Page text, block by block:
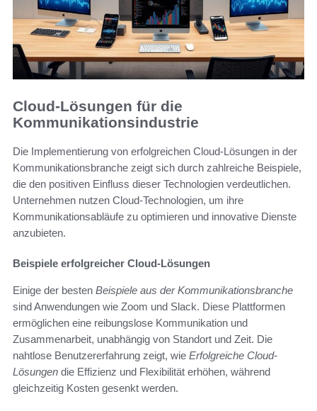
Cloud-Lösungen für die
Kommunikationsindustrie
Die Implementierung von erfolgreichen Cloud-Lösungen in der
Kommunikationsbranche zeigt sich durch zahlreiche Beispiele,
die den positiven Einfluss dieser Technologien verdeutlichen.
Unternehmen nutzen Cloud-Technologien, um ihre
Kommunikationsabläufe zu optimieren und innovative Dienste
anzubieten.
Beispiele erfolgreicher Cloud-Lösungen
Einige der besten Beispiele aus der Kommunikationsbranche
sind Anwendungen wie Zoom und Slack. Diese Plattformen
ermöglichen eine reibungslose Kommunikation und
Zusammenarbeit, unabhängig von Standort und Zeit. Die
nahtlose Benutzererfahrung zeigt, wie Erfolgreiche Cloud-
Lösungen die Effizienz und Flexibilität erhöhen, während
gleichzeitig Kosten gesenkt werden.